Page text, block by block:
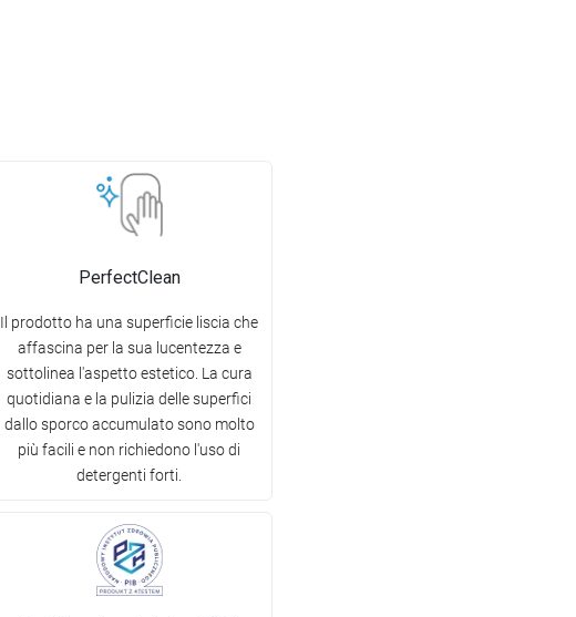
PerfectClean
Il prodotto ha una superficie liscia che
affascina per la sua lucentezza e
sottolinea l'aspetto estetico. La cura
quotidiana e la pulizia delle superfici
dallo sporco accumulato sono molto
più facili e non richiedono l'uso di
detergenti forti.